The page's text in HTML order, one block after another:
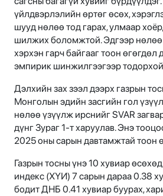
үйлдвэрлэлийн өртөг өсөх,
шууд нөлөө тод гарах, улмаар
шилжих боломжтой. Эдгээр нөлөө
хэрхэн гарч байгааг тоон өгөгдөл
эмпирик шинжилгээгээр
Дэлхийн зах зээл дээрх газрын
Монголын эдийн засгийн гол
нөлөө үзүүлж ирснийг SVAR
дүнг Зураг 1-т харуулав. Энэ
2025 оны сарын давтамжтай тоон
Газрын тосны үнэ 10 хувиар
индекс (ХҮИ) 7 сарын дараа 0.38
бодит ДНБ 0.41 хувиар буурах,